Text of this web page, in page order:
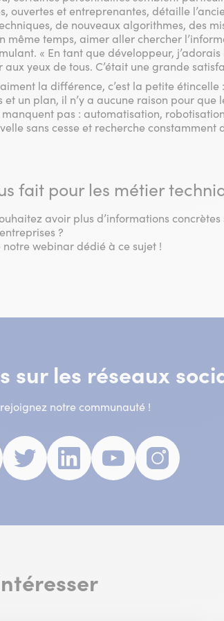
ouvertes et entreprenantes, détaille
de nouveaux algorithmes, des
même temps, aimer aller chercher
« En tant que développeur,
yeux de tous. C’était une grande
la différence, c’est la petite
et un plan, il n’y a aucune raison pour
manquent pas : automatisation,
sans cesse et recherche constamment
fait pour les métier
avoir plus d’informations
?
webinar dédié à ce sujet !
sur les réseaux
notre communauté !
Twitter
(nouvelle
fenêtre)
Linkedin
(nouvelle
fenêtre)
Youtube
(nouvelle
fenêtre)fenêtre)